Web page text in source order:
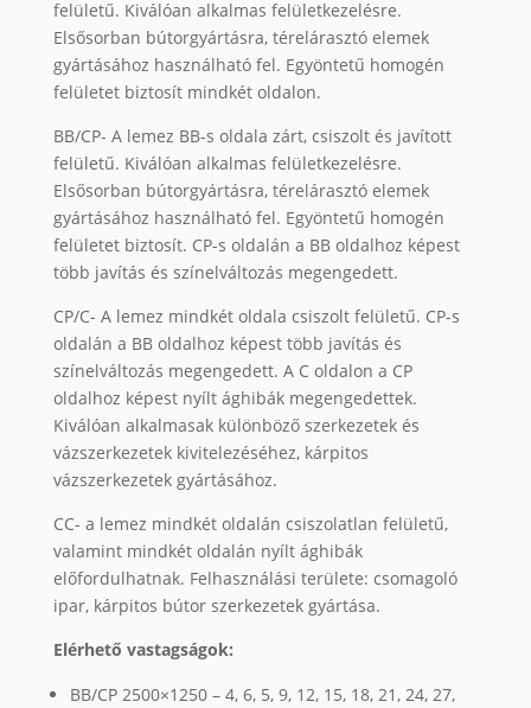
felületű. Kiválóan alkalmas felületkezelésre.
Elsősorban bútorgyártásra, térelárasztó elemek
gyártásához használható fel. Egyöntetű homogén
felületet biztosít mindkét oldalon.
BB/CP- A lemez BB-s oldala zárt, csiszolt és javított
felületű. Kiválóan alkalmas felületkezelésre.
Elsősorban bútorgyártásra, térelárasztó elemek
gyártásához használható fel. Egyöntetű homogén
felületet biztosít. CP-s oldalán a BB oldalhoz képest
több javítás és színelváltozás megengedett.
CP/C- A lemez mindkét oldala csiszolt felületű. CP-s
oldalán a BB oldalhoz képest több javítás és
színelváltozás megengedett. A C oldalon a CP
oldalhoz képest nyílt ághibák megengedettek.
Kiválóan alkalmasak különböző szerkezetek és
vázszerkezetek kivitelezéséhez, kárpitos
vázszerkezetek gyártásához.
CC- a lemez mindkét oldalán csiszolatlan felületű,
valamint mindkét oldalán nyílt ághibák
előfordulhatnak. Felhasználási területe: csomagoló
ipar, kárpitos bútor szerkezetek gyártása.
Elérhető vastagságok:
BB/CP 2500×1250 – 4, 6, 5, 9, 12, 15, 18, 21, 24, 27,